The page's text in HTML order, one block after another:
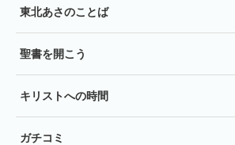
東北あさのことば
聖書を開こう
キリストへの時間
ガチコミ